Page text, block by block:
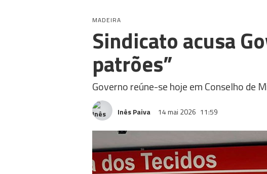
MADEIRA
Sindicato acusa
patrões”
Governo reúne-se hoje em Conselho
Inês Paiva 14 mai 2026 11:59